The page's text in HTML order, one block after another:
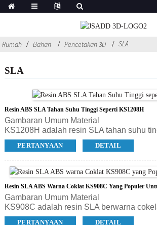
Rumah Bahan Pencetakan 3D SLA
SLA
Resin ABS SLA Tahan Suhu Tinggi Seperti KS1208H
Gambaran Umum Material
KS1208H adalah resin SLA tahan suhu
viskositas rendah dan warna transparan.
dicetak dapat digunakan pada suhu
memiliki stabilitas dimensi yang baik dan
yang halus, yang merupakan solusi
yang membutuhkan ketahanan terhadap
kelembaban, dan juga dapat diaplikasikan
cepat dengan material tertentu dalam
PERTANYAAN DETAIL
Resin SLA ABS Warna Coklat KS908C Yang Populer
Gambaran Umum Material
KS908C adalah resin SLA berwarna
bagian yang akurat dan detail. Dengan
PERTANYAAN DETAIL